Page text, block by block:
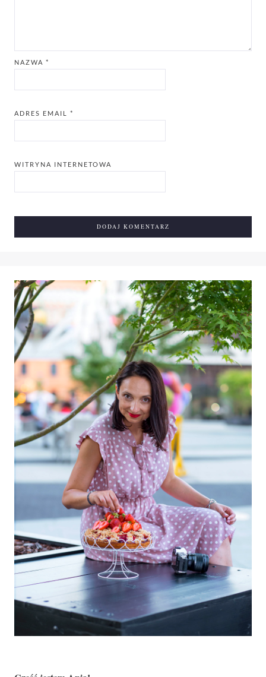
NAZWA *
ADRES EMAIL *
WITRYNA INTERNETOWA